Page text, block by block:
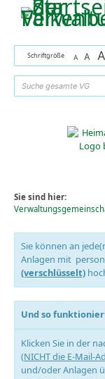
Zum Inhalt,zur
Schriftgröße A A A
Sie sind hier:
Sie können an
Anlagen mit
(verschlüsselt)
Und so
Klicken Sie in der
(NICHT die E-Mail-
und/oder Anlagen